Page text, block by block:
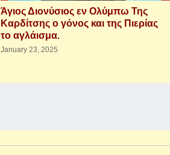
Άγιος Διονύσιος εν Ολύμπω Της
Καρδίτσης ο γόνος και της Πιερίας
το αγλάισμα.
January 23, 2025